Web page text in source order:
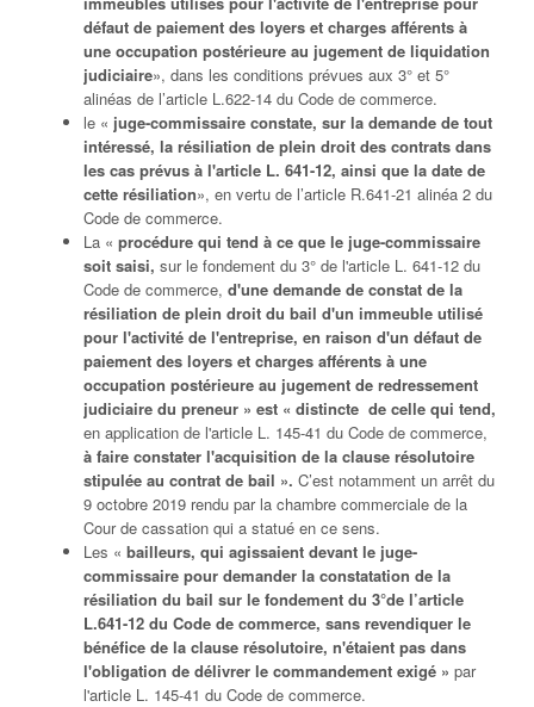
défaut de paiement des loyers et charges afférents à
une occupation postérieure au jugement de liquidation
judiciaire», dans les conditions prévues aux 3° et 5°
alinéas de l’article L.622-14 du Code de commerce.
le « juge-commissaire constate, sur la demande de tout
intéressé, la résiliation de plein droit des contrats dans
les cas prévus à l'article L. 641-12, ainsi que la date de
cette résiliation», en vertu de l’article R.641-21 alinéa 2 du
Code de commerce.
La « procédure qui tend à ce que le juge-commissaire
soit saisi, sur le fondement du 3° de l'article L. 641-12 du
Code de commerce, d'une demande de constat de la
résiliation de plein droit du bail d'un immeuble utilisé
pour l'activité de l'entreprise, en raison d'un défaut de
paiement des loyers et charges afférents à une
occupation postérieure au jugement de redressement
judiciaire du preneur » est « distincte de celle qui tend,
en application de l'article L. 145-41 du Code de commerce,
à faire constater l'acquisition de la clause résolutoire
stipulée au contrat de bail ». C’est notamment un arrêt du
9 octobre 2019 rendu par la chambre commerciale de la
Cour de cassation qui a statué en ce sens.
Les « bailleurs, qui agissaient devant le juge-
commissaire pour demander la constatation de la
résiliation du bail sur le fondement du 3°de l’article
L.641-12 du Code de commerce, sans revendiquer le
bénéfice de la clause résolutoire, n'étaient pas dans
l'obligation de délivrer le commandement exigé » par
l'article L. 145-41 du Code de commerce.